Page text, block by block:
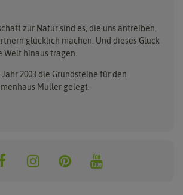
Keimsprossen
Saatgut für Werbezwecke
Samen-Sets
Gemüsesamen
Exotische Samen
Rasensamen
FLORTUS
Greenline
Grüne Oase
ReNatura Vogelwelt
zur Natur sind es, die uns antreiben.
glücklich machen. Und dieses Glück
hinaus tragen.
2003 die Grundsteine für den
Müller gelegt.